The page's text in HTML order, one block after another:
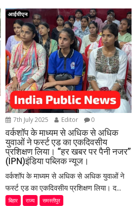
7th July 2025 Editor 0
वर्कशॉप के माध्यम से अधिक से अधिक
युवाओं ने फर्स्ट एड का एकदिवसीय
प्रशिक्षण लिया। “हर खबर पर पैनी नजर”
(IPN)इंडिया पब्लिक न्यूज।
वर्कशॉप के माध्यम से अधिक से अधिक युवाओं ने
फर्स्ट एड का एकदिवसीय प्रशिक्षण लिया। द...
बिहार राज्य समस्तीपुर